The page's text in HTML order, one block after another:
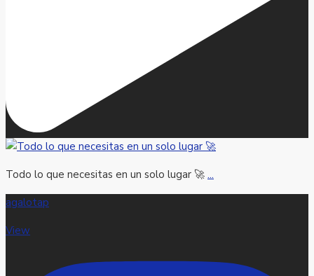
Todo lo que necesitas en un solo lugar 🚀 ...
agalotap
View